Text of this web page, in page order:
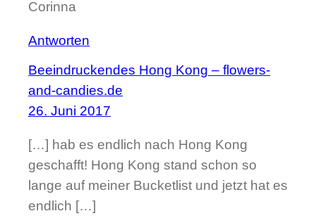
Corinna
Antworten
Beeindruckendes Hong Kong – flowers-
and-candies.de
26. Juni 2017
[…] hab es endlich nach Hong Kong
geschafft! Hong Kong stand schon so
lange auf meiner Bucketlist und jetzt hat es
endlich […]